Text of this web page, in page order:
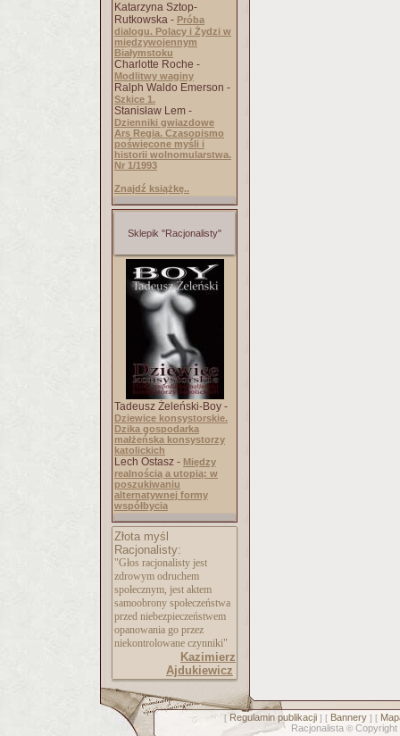
Katarzyna Sztop-
Rutkowska - Próba
dialogu. Polacy i Żydzi w
międzywojennym
Białymstoku
Charlotte Roche -
Modlitwy waginy
Ralph Waldo Emerson -
Szkice 1.
Stanisław Lem -
Dzienniki gwiazdowe
Ars Regia. Czasopismo
poświęcone myśli i
historii wolnomularstwa.
Nr 1/1993
Znajdź książkę..
Sklepik "Racjonalisty"
Tadeusz Żeleński-Boy -
Dziewice konsystorskie.
Dzika gospodarka
małżeńska konsystorzy
katolickich
Lech Ostasz - Między
realnością a utopią: w
poszukiwaniu
alternatywnej formy
współbycia
Złota myśl
Racjonalisty:
"Głos racjonalisty jest
zdrowym odruchem
społecznym, jest aktem
samoobrony społeczeństwa
przed niebezpieczeństwem
opanowania go przez
niekontrolowane czynniki"
Kazimierz
Ajdukiewicz
[ Regulamin publikacji] [ Bannery] [
Racjonalista © Copyright